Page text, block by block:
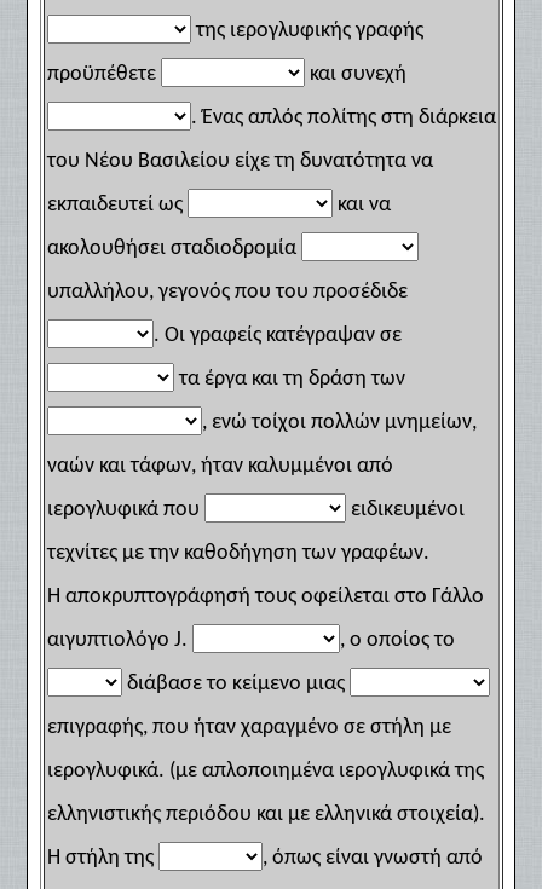
της ιερογλυφικής γραφής
προϋπέθετε
και συνεχή
. Ένας απλός πολίτης στη διάρκεια
του Νέου Βασιλείου είχε τη δυνατότητα να
εκπαιδευτεί ως
και να
ακολουθήσει σταδιοδρομία
υπαλλήλου, γεγονός που του προσέδιδε
. Οι γραφείς κατέγραψαν σε
τα έργα και τη δράση των
, ενώ τοίχοι πολλών μνημείων,
ναών και τάφων, ήταν καλυμμένοι από
ιερογλυφικά που
ειδικευμένοι
τεχνίτες με την καθοδήγηση των γραφέων.
Η αποκρυπτογράφησή τους οφείλεται στο Γάλλο
αιγυπτιολόγο J.
, ο οποίος το
διάβασε το κείμενο μιας
επιγραφής, που ήταν χαραγμένο σε στήλη με
ιερογλυφικά. (με απλοποιημένα ιερογλυφικά της
ελληνιστικής περιόδου και με ελληνικά στοιχεία).
Η στήλη της
, όπως είναι γνωστή από